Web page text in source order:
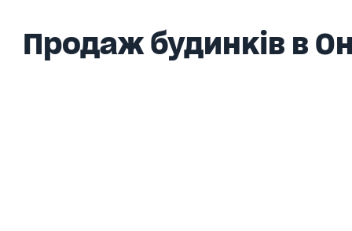
Продаж будинків в